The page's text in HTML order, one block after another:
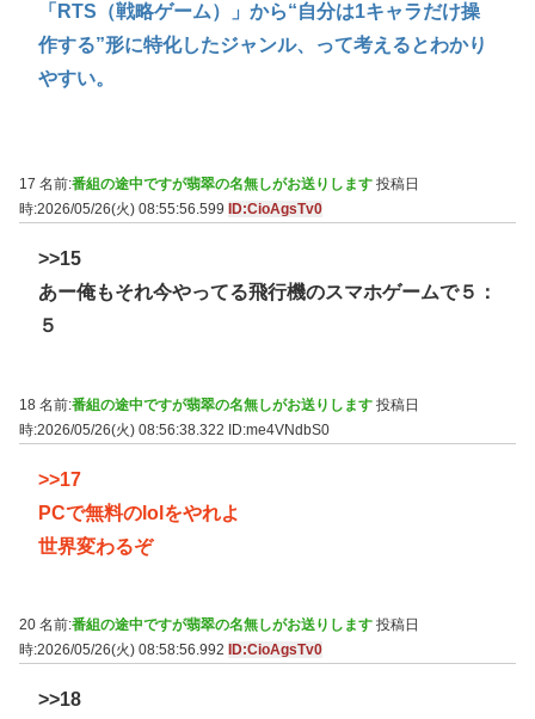
「RTS（戦略ゲーム）」から“自分は1キャラだけ操
作する”形に特化したジャンル、って考えるとわかり
やすい。
17 名前:番組の途中ですが翡翠の名無しがお送りします 投稿日
時:2026/05/26(火) 08:55:56.599
ID:CioAgsTv0
>>15
あー俺もそれ今やってる飛行機のスマホゲームで５：
５
18 名前:番組の途中ですが翡翠の名無しがお送りします 投稿日
時:2026/05/26(火) 08:56:38.322 ID:me4VNdbS0
>>17
PCで無料のlolをやれよ
世界変わるぞ
20 名前:番組の途中ですが翡翠の名無しがお送りします 投稿日
時:2026/05/26(火) 08:58:56.992
ID:CioAgsTv0
>>18